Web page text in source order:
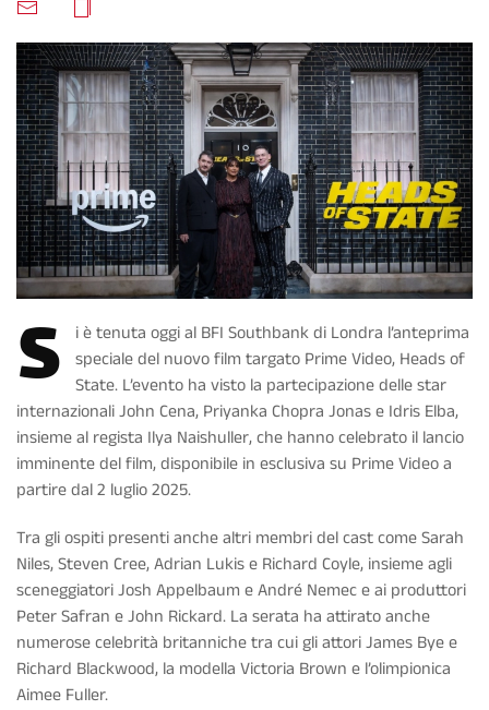
S
i è tenuta oggi al BFI Southbank di Londra l’anteprima
speciale del nuovo film targato Prime Video, Heads of
State. L’evento ha visto la partecipazione delle star
internazionali John Cena, Priyanka Chopra Jonas e Idris Elba,
insieme al regista Ilya Naishuller, che hanno celebrato il lancio
imminente del film, disponibile in esclusiva su Prime Video a
partire dal 2 luglio 2025.
Tra gli ospiti presenti anche altri membri del cast come Sarah
Niles, Steven Cree, Adrian Lukis e Richard Coyle, insieme agli
sceneggiatori Josh Appelbaum e André Nemec e ai produttori
Peter Safran e John Rickard. La serata ha attirato anche
numerose celebrità britanniche tra cui gli attori James Bye e
Richard Blackwood, la modella Victoria Brown e l’olimpionica
Aimee Fuller.